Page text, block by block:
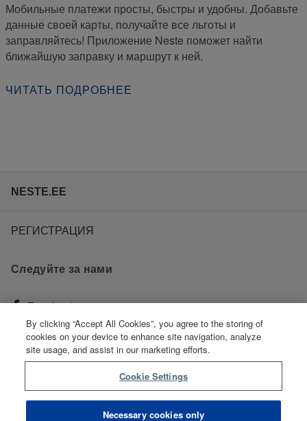
Мобильные платежи просты, быстры и удобны. Добавьте
данные своей карты, получайте все льготы и
заправляйтесь! Приложение Neste поможет найти
ближайшую заправку и маршрут к ней.
ЧИТАТЬ ПОДРОБНЕЕ
NESTE.EE
РЕГИСТРАЦИЯ
Следуйте за нами
Facebook
Instagram
By clicking “Accept All Cookies”, you agree to the storing of
cookies on your device to enhance site navigation, analyze
site usage, and assist in our marketing efforts.
Cookie Settings
Necessary cookies only